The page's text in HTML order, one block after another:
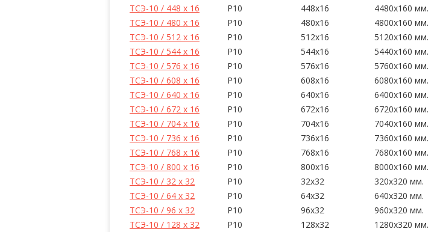
ТСЭ-10 / 448 x 16
P10 448x16 4480x160 мм.
ТСЭ-10 / 480 x 16
P10 480x16 4800x160 мм.
ТСЭ-10 / 512 x 16
P10 512x16 5120x160 мм.
ТСЭ-10 / 544 x 16
P10 544x16 5440x160 мм.
ТСЭ-10 / 576 x 16
P10 576x16 5760x160 мм.
ТСЭ-10 / 608 x 16
P10 608x16 6080x160 мм.
ТСЭ-10 / 640 x 16
P10 640x16 6400x160 мм.
ТСЭ-10 / 672 x 16
P10 672x16 6720x160 мм.
ТСЭ-10 / 704 x 16
P10 704x16 7040x160 мм.
ТСЭ-10 / 736 x 16
P10 736x16 7360x160 мм.
ТСЭ-10 / 768 x 16
P10 768x16 7680x160 мм.
ТСЭ-10 / 800 x 16
P10 800x16 8000x160 мм.
ТСЭ-10 / 32 x 32
P10 32x32 320x320 мм.
ТСЭ-10 / 64 x 32
P10 64x32 640x320 мм.
ТСЭ-10 / 96 x 32
P10 96x32 960x320 мм.
ТСЭ-10 / 128 x 32
P10 128x32 1280x320 мм.